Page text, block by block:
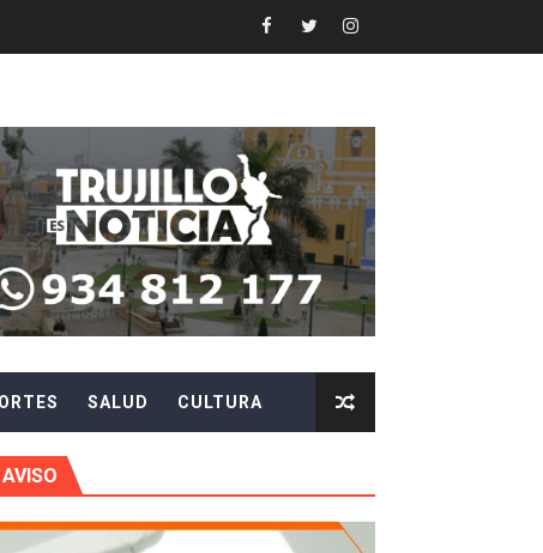
en beneficios para toda su familia
El Niño
EVITAR ROBOS Y ESTAFAS
CIUDADANÍA A REPORTARLOS
EN EL SORTEO DE HIDRANDINA
de S/180,000 en premios
en primer semestre de 2026
móvil en el primer semestre de 2026
SALUD CULTURA
AVISO